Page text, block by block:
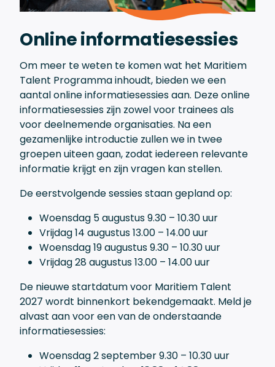
Online informatiesessies
Om meer te weten te komen wat het Maritiem
Talent Programma inhoudt, bieden we een
aantal online informatiesessies aan. Deze online
informatiesessies zijn zowel voor trainees als
voor deelnemende organisaties. Na een
gezamenlijke introductie zullen we in twee
groepen uiteen gaan, zodat iedereen relevante
informatie krijgt en zijn vragen kan stellen.
De eerstvolgende sessies staan gepland op:
Woensdag 5 augustus 9.30 – 10.30 uur
Vrijdag 14 augustus 13.00 – 14.00 uur
Woensdag 19 augustus 9.30 – 10.30 uur
Vrijdag 28 augustus 13.00 – 14.00 uur
De nieuwe startdatum voor Maritiem Talent
2027 wordt binnenkort bekendgemaakt. Meld je
alvast aan voor een van de onderstaande
informatiesessies:
Woensdag 2 september 9.30 – 10.30 uur